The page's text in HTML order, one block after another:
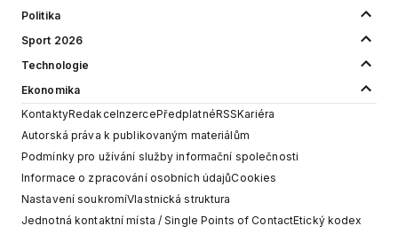
Politika
Sport 2026
Technologie
Ekonomika
KontaktyRedakceInzercePředplatnéRSSKariéra
Autorská práva k publikovaným materiálům
Podmínky pro užívání služby informační společnosti
Informace o zpracování osobních údajůCookies
Nastavení soukromíVlastnická struktura
Jednotná kontaktní místa / Single Points of ContactEtický kodex